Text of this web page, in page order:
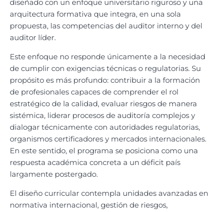
diseñado con un enfoque universitario riguroso y una
arquitectura formativa que integra, en una sola
propuesta, las competencias del auditor interno y del
auditor líder.
Este enfoque no responde únicamente a la necesidad
de cumplir con exigencias técnicas o regulatorias. Su
propósito es más profundo: contribuir a la formación
de profesionales capaces de comprender el rol
estratégico de la calidad, evaluar riesgos de manera
sistémica, liderar procesos de auditoría complejos y
dialogar técnicamente con autoridades regulatorias,
organismos certificadores y mercados internacionales.
En este sentido, el programa se posiciona como una
respuesta académica concreta a un déficit país
largamente postergado.
El diseño curricular contempla unidades avanzadas en
normativa internacional, gestión de riesgos,